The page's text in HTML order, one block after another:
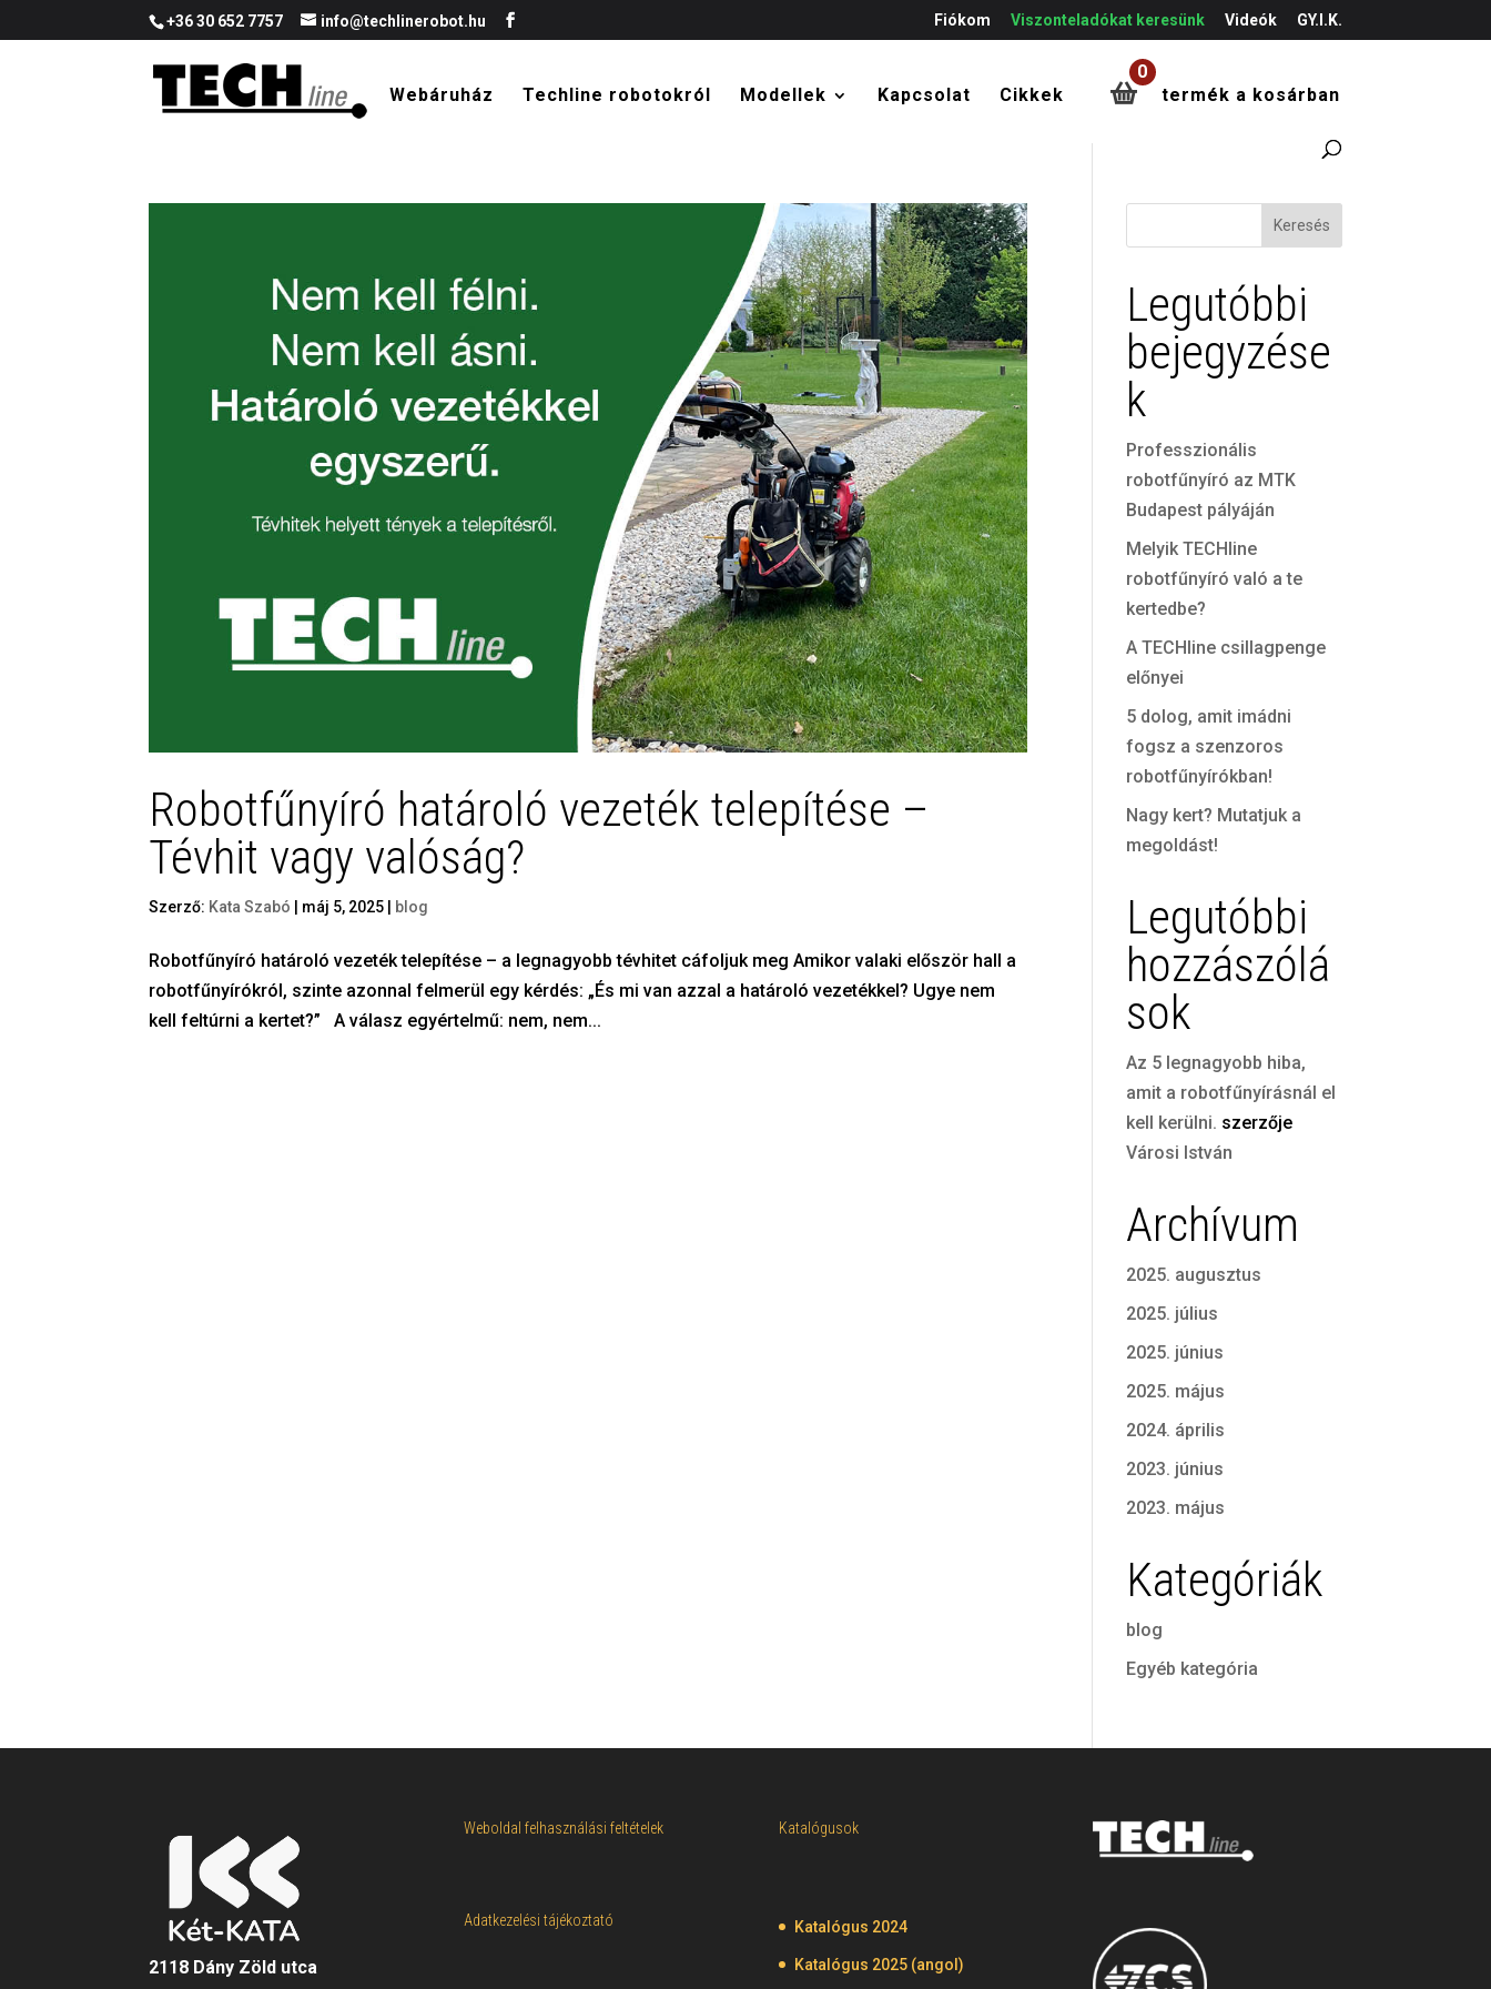
+36 30 652 7757 info@techlinerobot.hu Fiókom Viszonteladókat keresünk Videók GY.I.K.
Webáruház Techline robotokról Modellek Kapcsolat Cikkek
0
termék a kosárban
Robotfűnyíró határoló vezeték telepítése –
Tévhit vagy valóság?
Szerző: Kata Szabó máj 5, 2025 blog
Robotfűnyíró határoló vezeték telepítése – a legnagyobb tévhitet cáfoljuk meg Amikor valaki először hall a
robotfűnyírókról, szinte azonnal felmerül egy kérdés: „És mi van azzal a határoló vezetékkel? Ugye nem
kell feltúrni a kertet?” A válasz egyértelmű: nem, nem...
Keresés
Legutóbbi
bejegyzése
k
Professzionális
robotfűnyíró az MTK
Budapest pályáján
Melyik TECHline
robotfűnyíró való a te
kertedbe?
A TECHline csillagpenge
előnyei
5 dolog, amit imádni
fogsz a szenzoros
robotfűnyírókban!
Nagy kert? Mutatjuk a
megoldást!
Legutóbbi
hozzászólá
sok
Az 5 legnagyobb hiba,
amit a robotfűnyírásnál el
kell kerülni. szerzője
Városi István
Archívum
2025. augusztus
2025. július
2025. június
2025. május
2024. április
2023. június
2023. május
Kategóriák
blog
Egyéb kategória
2118 Dány Zöld utca
Weboldal felhasználási feltételek
Adatkezelési tájékoztató
Katalógusok
Katalógus 2024
Katalógus 2025 (angol)